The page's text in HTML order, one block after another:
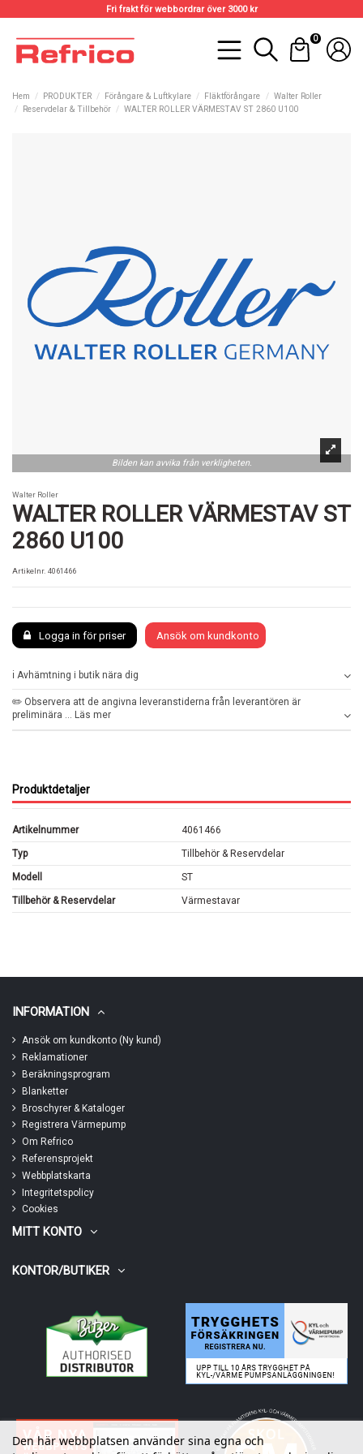
Fri frakt för webbordrar över 3000 kr
0
Hem PRODUKTER Förångare & Luftkylare Fläktförångare
Walter Roller
Reservdelar & Tillbehör
WALTER ROLLER VÄRMESTAV ST 2860 U100
Bilden kan avvika från verkligheten.
Walter Roller
WALTER ROLLER VÄRMESTAV ST
2860 U100
Artikelnr. 4061466
Logga in för priser Ansök om kundkonto
ℹ️ Avhämtning i butik nära dig
✏️ Observera att de angivna leveranstiderna från leverantören är
preliminära ... Läs mer
Produktdetaljer
Artikelnummer 4061466
Typ Tillbehör & Reservdelar
Modell ST
Tillbehör & Reservdelar Värmestavar
INFORMATION
Ansök om kundkonto (Ny kund)
Reklamationer
Beräkningsprogram
Blanketter
Broschyrer & Kataloger
Registrera Värmepump
Om Refrico
Referensprojekt
Webbplatskarta
Integritetspolicy
Cookies
MITT KONTO
KONTOR/BUTIKER
Den här webbplatsen använder sina egna och